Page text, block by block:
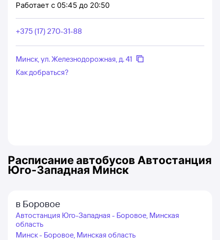
Работает с 05:45 до 20:50
+375 (17) 270-31-88
Минск, ул. Железнодорожная, д. 41
Как добраться?
Расписание автобусов Автостанция
Юго-Западная Минск
в Боровое
Автостанция Юго-Западная - Боровое, Минская
область
Минск - Боровое, Минская область